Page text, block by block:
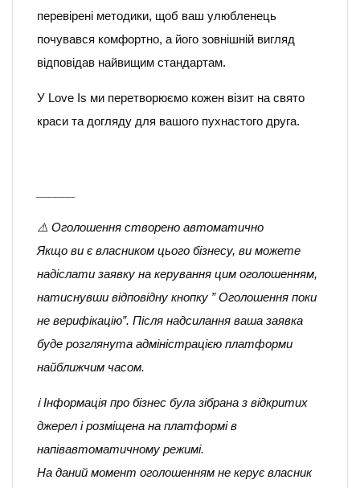
перевірені методики, щоб ваш улюбленець
почувався комфортно, а його зовнішній вигляд
відповідав найвищим стандартам.
У Love Is ми перетворюємо кожен візит на свято
краси та догляду для вашого пухнастого друга.
⚠️ Оголошення створено автоматично
Якщо ви є власником цього бізнесу, ви можете
надіслати заявку на керування цим оголошенням,
натиснувши відповідну кнопку ” Оголошення поки
не верифікацію”. Після надсилання ваша заявка
буде розглянута адміністрацією платформи
найближчим часом.
ℹ️ Інформація про бізнес була зібрана з відкритих
джерел і розміщена на платформі в
напівавтоматичному режимі.
На даний момент оголошенням не керує власник